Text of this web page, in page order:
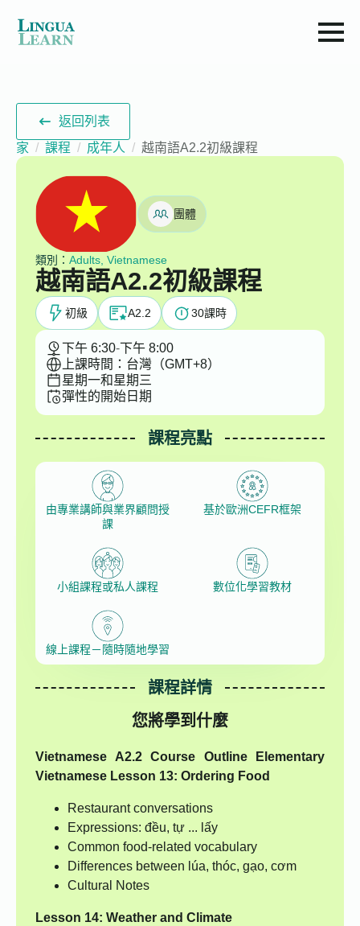
返回列表
家
課程 成年人 越南語A2.2初級課程
團體
類別： Adults, Vietnamese
越南語A2.2初級課程
初級 A2.2 30課時
下午 6:30-下午 8:00
上課時間：台灣（GMT+8）
星期一和星期三
彈性的開始日期
課程亮點
由專業講師與業界顧問授
課
基於歐洲CEFR框架
小組課程或私人課程 數位化學習教材
線上課程－隨時隨地學習
課程詳情
您將學到什麼
Vietnamese A2.2 Course Outline
Elementary
Vietnamese Lesson 13: Ordering Food
Restaurant conversations
Expressions: đều, tự ... lấy
Common food-related vocabulary
Differences between lúa, thóc, gạo, cơm
Cultural Notes
Lesson 14: Weather and Climate